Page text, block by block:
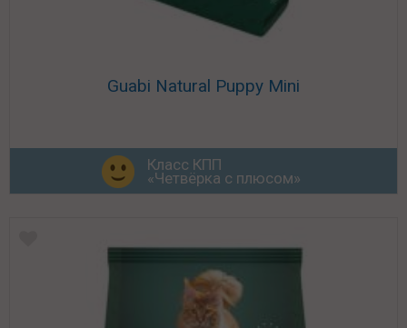
Guabi Natural Puppy Mini
Класс КПП
«Четвёрка с плюсом»